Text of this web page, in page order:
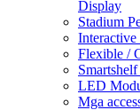
Display
Stadium
Flexible /
LED
Mga